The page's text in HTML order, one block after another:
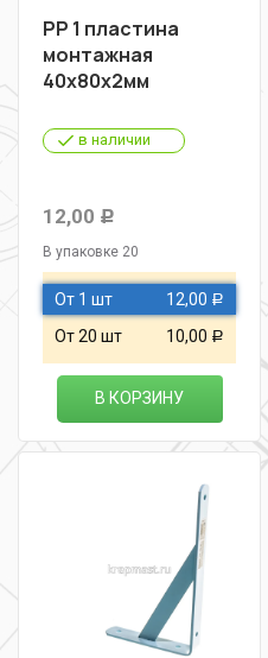
PP 1 пластина
монтажная
40х80х2мм
в наличии
12,00 Р
В упаковке 20
От 1 шт 12,00 Р
От 20 шт 10,00 Р
В КОРЗИНУ